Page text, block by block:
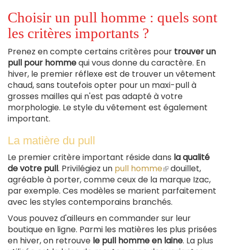
Choisir un pull homme : quels sont
les critères importants ?
Prenez en compte certains critères pour trouver un
pull pour hommequi vous donne du caractère. En
hiver, le premier réflexe est de trouver un vêtement
chaud, sans toutefois opter pour un maxi-pull à
grosses mailles qui n'est pas adapté à votre
morphologie. Le style du vêtement est également
important.
La matière du pull
Le premier critère important réside dans la qualité
de votre pull. Privilégiez un pull homme(le
lien
est
externe)
douillet,
agréable à porter, comme ceux de la marque Izac,
par exemple. Ces modèles se marient parfaitement
avec les styles contemporains branchés.
Vous pouvez d'ailleurs en commander sur leur
boutique en ligne. Parmi les matières les plus prisées
en hiver, on retrouve le pull homme en laine. La plus